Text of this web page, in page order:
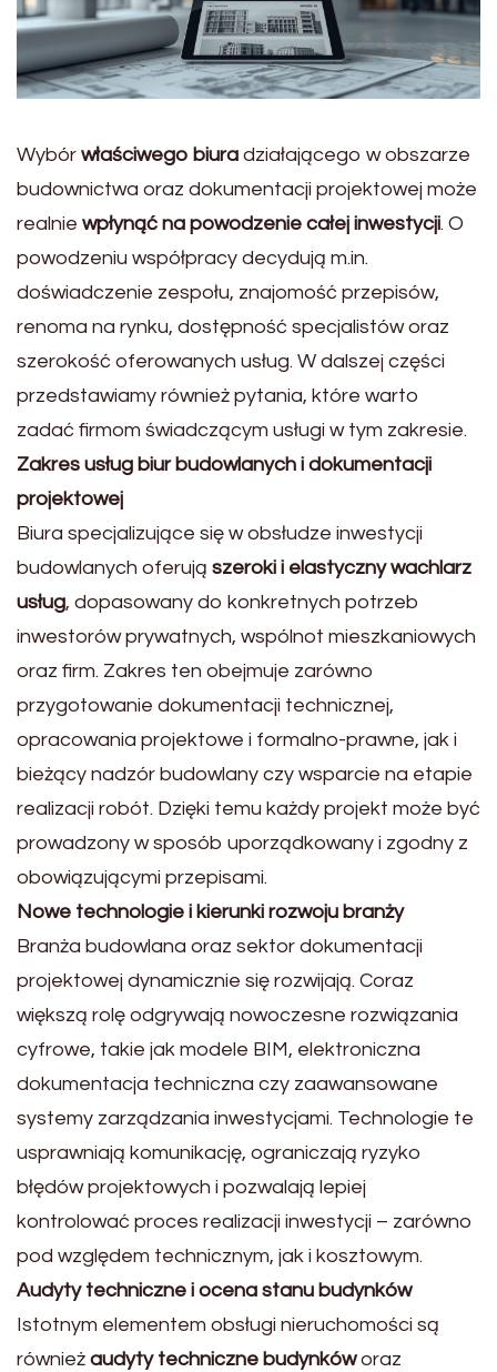
Wybór właściwego biura działającego w obszarze
budownictwa oraz dokumentacji projektowej może
realnie wpłynąć na powodzenie całej inwestycji. O
powodzeniu współpracy decydują m.in.
doświadczenie zespołu, znajomość przepisów,
renoma na rynku, dostępność specjalistów oraz
szerokość oferowanych usług. W dalszej części
przedstawiamy również pytania, które warto
zadać firmom świadczącym usługi w tym zakresie.
Zakres usług biur budowlanych i dokumentacji
projektowej
Biura specjalizujące się w obsłudze inwestycji
budowlanych oferują szeroki i elastyczny wachlarz
usług, dopasowany do konkretnych potrzeb
inwestorów prywatnych, wspólnot mieszkaniowych
oraz firm. Zakres ten obejmuje zarówno
przygotowanie dokumentacji technicznej,
opracowania projektowe i formalno-prawne, jak i
bieżący nadzór budowlany czy wsparcie na etapie
realizacji robót. Dzięki temu każdy projekt może być
prowadzony w sposób uporządkowany i zgodny z
obowiązującymi przepisami.
Nowe technologie i kierunki rozwoju branży
Branża budowlana oraz sektor dokumentacji
projektowej dynamicznie się rozwijają. Coraz
większą rolę odgrywają nowoczesne rozwiązania
cyfrowe, takie jak modele BIM, elektroniczna
dokumentacja techniczna czy zaawansowane
systemy zarządzania inwestycjami. Technologie te
usprawniają komunikację, ograniczają ryzyko
błędów projektowych i pozwalają lepiej
kontrolować proces realizacji inwestycji – zarówno
pod względem technicznym, jak i kosztowym.
Audyty techniczne i ocena stanu budynków
Istotnym elementem obsługi nieruchomości są
również audyty techniczne budynkóworaz